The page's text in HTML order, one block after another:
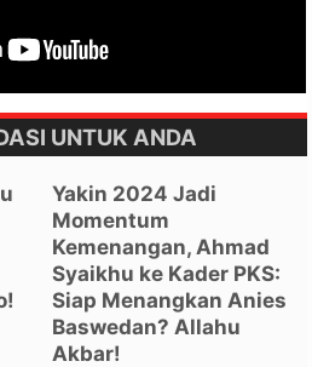
UNTUK ANDA
Yakin 2024 Jadi
Momentum
Kemenangan, Ahmad
Syaikhu ke Kader PKS:
Siap Menangkan Anies
Baswedan? Allahu
Akbar!